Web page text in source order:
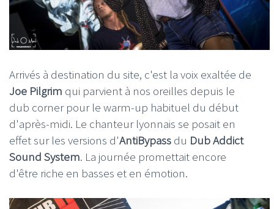
Arrivés à destination du site, c'est la voix exaltée de
Joe Pilgrim qui parvient à nos oreilles depuis le
dub corner pour le warm-up habituel du début
d'après-midi. Le chanteur lyonnais se posait en
effet sur les versions d'AntiBypass du Dub Addict
Sound System. La journée promettait encore
d'être riche en basses et en émotion.